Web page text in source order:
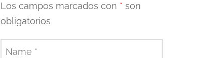
Los campos marcados con * son
obligatorios
Name *